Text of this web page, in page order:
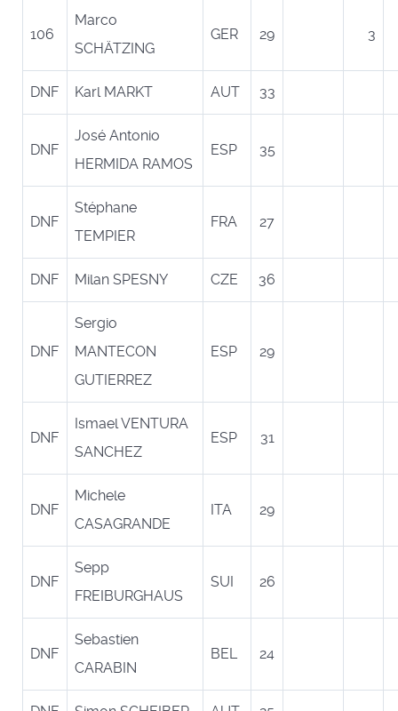
106
Marco
SCHÄTZING
GER 29 3
DNF Karl MARKT AUT 33
DNF
José Antonio
HERMIDA RAMOS
ESP 35
DNF
Stéphane
TEMPIER
FRA 27
DNF Milan SPESNY CZE 36
DNF
Sergio
MANTECON
GUTIERREZ
ESP 29
DNF
Ismael VENTURA
SANCHEZ
ESP 31
DNF
Michele
CASAGRANDE
ITA 29
DNF
Sepp
FREIBURGHAUS
SUI 26
DNF
Sebastien
CARABIN
BEL 24